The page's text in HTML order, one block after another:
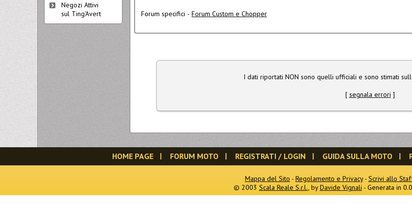
Forum specifici - Forum Custom e Chopper
I dati riportati NON sono quelli ufficiali e sono stimati
[ segnala errori ]
Negozi Attivi
sul Ting'Avert
HOME PAGE FORUM MOTO REGISTRATI / LOGIN GUIDA SULLA MOTO
Mappa del Sito - Regolamento e Privacy- Scrivi allo
© 2003 Scala Reale S.r.l., byDavide Vignali - Generata in